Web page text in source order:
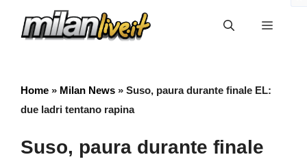
Menu
Home » Milan News » Suso, paura durante finale EL:
due ladri tentano rapina
Suso, paura durante finale